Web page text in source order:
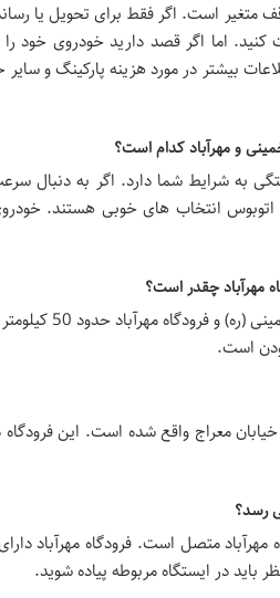
متغیر است. اگر فقط برای تحویل یا
کنید. اما اگر قصد دارید خودروی خود
بیشتر در مورد هزینه پارکینگ و سایر
و مهرآباد کدام است؟
به شرایط شما دارد. اگر به دنبال
اتوبوس انتخاب های خوبی هستند.
مهرآباد چقدر است؟
فاصله بین
خیابان معراج واقع شده است. این
رسد؟